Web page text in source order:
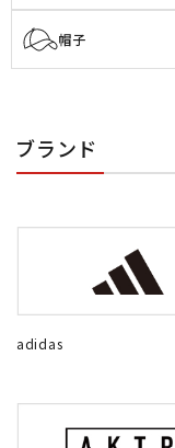
帽子
ブランド
adidas